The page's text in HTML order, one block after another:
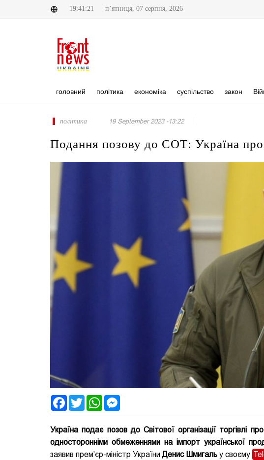
19:41:21 п’ятниця, 07 серпня, 2026
головний політика економіка суспільство закон
політика 19 September 2023 -13:22
Подання позову до СОТ: Україна
FacebookTwitter WhatsApp
Україна подає позов до Світової організації торгівлі
односторонніми обмеженнями на імпорт української
заявив прем'єр-міністр УкраїниДенис Шмигаль у своєму